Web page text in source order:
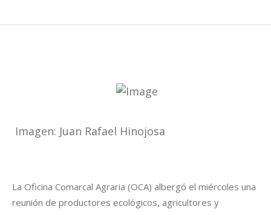
Imagen: Juan Rafael Hinojosa
La Oficina Comarcal Agraria (OCA) albergó el miércoles una
reunión de productores ecológicos, agricultores y